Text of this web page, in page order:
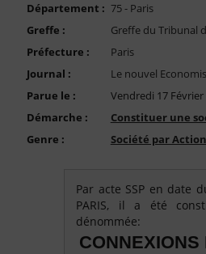
Compte PRO
Département : 75 - Paris
Greffe :
Greffe du Tribunal
Préfecture :
Paris
Journal :
Le nouvel
Parue le :
Vendredi 17 Février
Démarche :
Constituer une
Genre :
Société par
Par acte SSP en date
PARIS, il a été
dénommée:
CONNEXIONS